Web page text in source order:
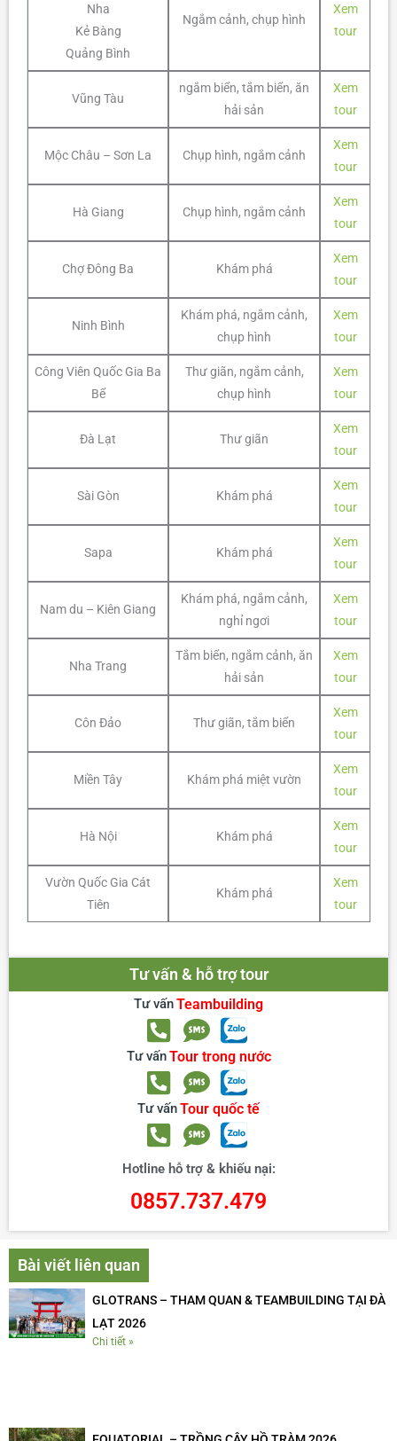
Nha
Kẻ Bàng
Quảng Bình
Ngắm cảnh, chụp hình
Xem
tour
Vũng Tàu
ngắm biển, tắm biển, ăn
hải sản
Xem
tour
Mộc Châu – Sơn La Chụp hình, ngắm cảnh
Xem
tour
Hà Giang Chụp hình, ngắm cảnh
Xem
tour
Chợ Đông Ba Khám phá
Xem
tour
Ninh Bình
Khám phá, ngắm cảnh,
chụp hình
Xem
tour
Công Viên Quốc Gia Ba
Bể
Thư giãn, ngắm cảnh,
chụp hình
Xem
tour
Đà Lạt Thư giãn
Xem
tour
Sài Gòn Khám phá
Xem
tour
Sapa Khám phá
Xem
tour
Nam du – Kiên Giang
Khám phá, ngắm cảnh,
nghỉ ngơi
Xem
tour
Nha Trang
Tắm biển, ngắm cảnh, ăn
hải sản
Xem
tour
Côn Đảo Thư giãn, tắm biển
Xem
tour
Miền Tây Khám phá miệt vườn
Xem
tour
Hà Nội Khám phá
Xem
tour
Vườn Quốc Gia Cát
Tiên
Khám phá
Xem
tour
Tư vấn & hỗ trợ tour
Tư vấnTeambuilding
Tư vấnTour trong nước
Tư vấnTour quốc tế
Hotline hỗ trợ & khiếu nại:
0857.737.479
Bài viết liên quan
GLOTRANS – THAM QUAN & TEAMBUILDING TẠI ĐÀ
LẠT 2026
Chi tiết »